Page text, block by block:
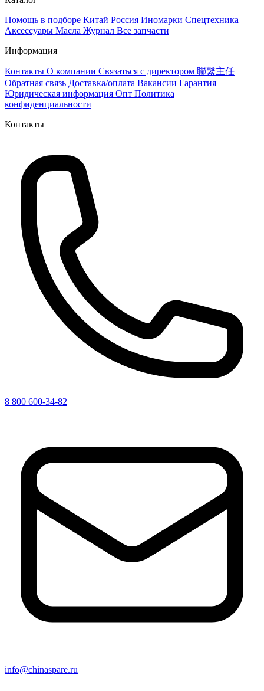
Помощь в подборе Китай Россия Иномарки Спецтехника
Аксессуары Масла Журнал Все запчасти
Информация
Контакты О компании Связаться с директором 聯繫主任
Обратная связь Доставка/оплата Вакансии Гарантия
Юридическая информация Опт Политика
конфиденциальности
Контакты
8 800 600-34-82
info@chinaspare.ru